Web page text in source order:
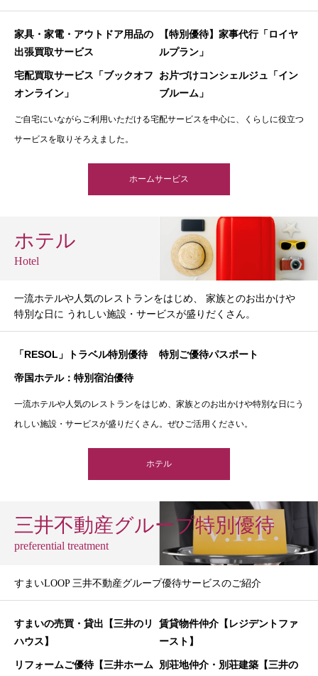
家具・家電・アウトドア用品の
出張買取サービス
【特別優待】家事代行「ロイヤ
ルプラン」
宅配買取サービス「ブックオフ
オンライン」
お片づけコンシェルジュ「イン
ブルーム」
ご自宅にいながらご利用いただける宅配サービスを中心に、くらしに役立つ
サービスを取りそろえました。
ホームサービス
ホテル
Hotel
一流ホテルや人気のレストランをはじめ、 家族とのお出かけや
特別な日に うれしい施設・サービスが盛りだくさん。
「RESOL」トラベル特別優待 特別ご優待パスポート
帝国ホテル：特別宿泊優待
一流ホテルや人気のレストランをはじめ、家族とのお出かけや特別な日にう
れしい施設・サービスが盛りだくさん。ぜひご活用ください。
ホテル
三井不動産グループ特別優待
preferential treatment
すまいLOOP 三井不動産グループ優待サービスのご紹介
すまいの売買・貸出【三井のリ
ハウス】
賃貸物件仲介【レジデントファ
ースト】
リフォームご優待【三井ホーム
別荘地仲介・別荘建築【三井の